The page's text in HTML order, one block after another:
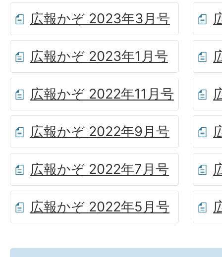
広報かぞ 2023年3月号
広報かぞ 2023年1月号
広報かぞ 2022年11月号
広報かぞ 2022年9月号
広報かぞ 2022年7月号
広報かぞ 2022年5月号